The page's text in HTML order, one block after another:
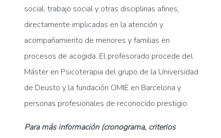
social, trabajo social y otras disciplinas afines,
directamente implicadas en la atención y
acompañamiento de menores y familias en
procesos de acogida. El profesorado procede del
Máster en Psicoterapia del grupo de la Universidad
de Deusto y la fundación OMIE en Barcelona y
personas profesionales de reconocido prestigio.
Para más información (cronograma, criterios